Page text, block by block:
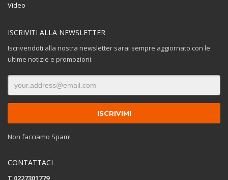
Video
ISCRIVITI ALLA NEWSLETTER
Iscrivendoti alla nostra newsletter sarai sempre aggiornato con le
ultime notizie e promozioni.
Non facciamo Spam!
CONTATTACI
T 0227301779